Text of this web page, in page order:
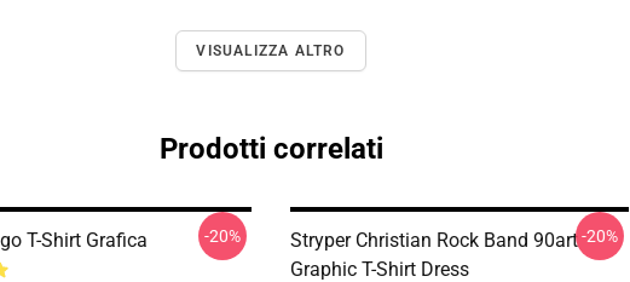
VISUALIZZA ALTRO
Prodotti correlati
T-Shirt Grafica -20%
Stryper Christian Rock Band 90art
Graphic T-Shirt Dress
-20%